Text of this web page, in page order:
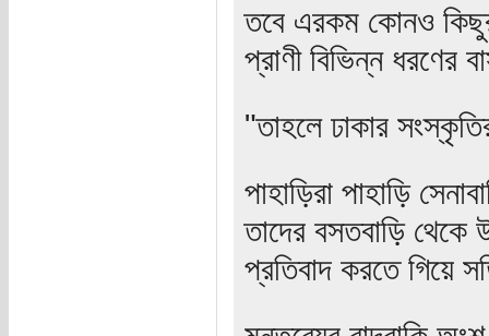
তবে এরকম কোনও
প্রাণী বিভিন্ন ধরণের
"তাহলে ঢাকার
পাহাড়িরা পাহাড়ি
তাদের বসতবাড়ি
প্রতিবাদ করতে গিয়ে